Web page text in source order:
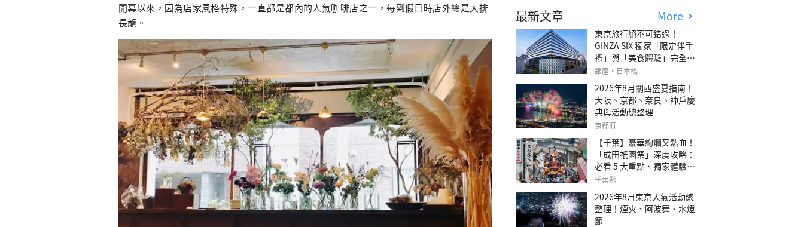
開幕以來，因為店家風格特殊，一直都是都內的人氣咖啡店之一，每到假日時店外總是大排
長龍。
最新文章 More
東京旅行絕不可錯過！
GINZA SIX 獨家「限定伴手
禮」與「美食體驗」完全指
南
銀座・日本橋
2026年8月關西盛夏指南！
大阪、京都、奈良、神戶慶
典與活動總整理
京都府
【千葉】豪華絢爛又熱血！
「成田祇園祭」深度攻略：
必看 5 大重點、獨家體驗指
南
千葉縣
2026年8月東京人氣活動總
整理！煙火、阿波舞、水燈
節